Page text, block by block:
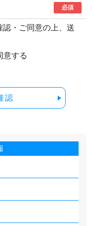
必須
認・ご同意の上、送
意する
認